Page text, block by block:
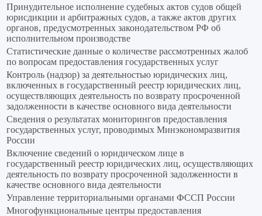
Принудительное исполнение судебных актов судов общей
юрисдикции и арбитражных судов, а также актов других
органов, предусмотренных законодательством РФ об
исполнительном производстве
Статистические данные о количестве рассмотренных жалоб
по вопросам предоставления государственных услуг
Контроль (надзор) за деятельностью юридических лиц,
включенных в государственный реестр юридических лиц,
осуществляющих деятельность по возврату просроченной
задолженности в качестве основного вида деятельности
Сведения о результатах мониторингов предоставления
государственных услуг, проводимых Минэкономразвития
России
Включение сведений о юридическом лице в
государственный реестр юридических лиц, осуществляющих
деятельность по возврату просроченной задолженности в
качестве основного вида деятельности
Управление территориальными органами ФССП России
Многофункциональные центры предоставления